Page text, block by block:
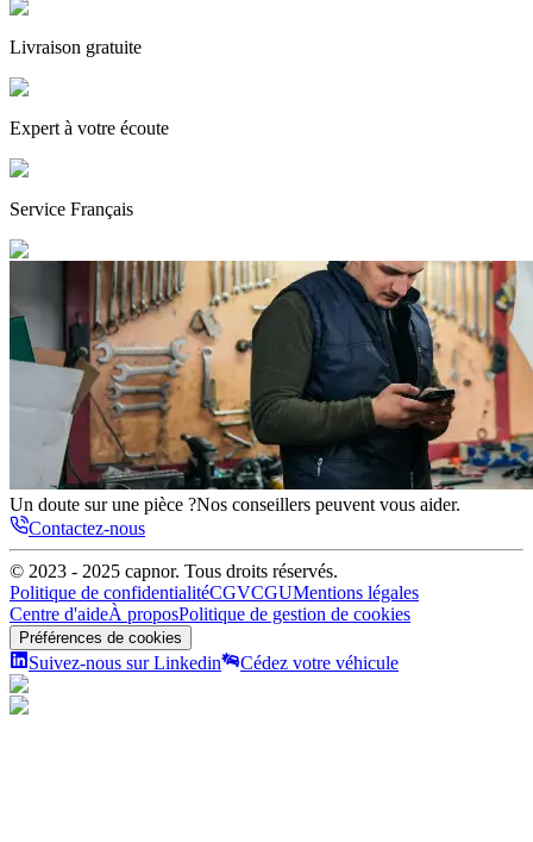
Livraison gratuite
Expert à votre écoute
Service Français
Un doute sur une pièce ?Nos conseillers peuvent vous aider.
Contactez-nous
© 2023 - 2025 capnor. Tous droits réservés.
Politique de confidentialitéCGVCGUMentions légales
Centre d'aideÀ proposPolitique de gestion de cookies
Préférences de cookies
Suivez-nous sur Linkedin Cédez votre véhicule